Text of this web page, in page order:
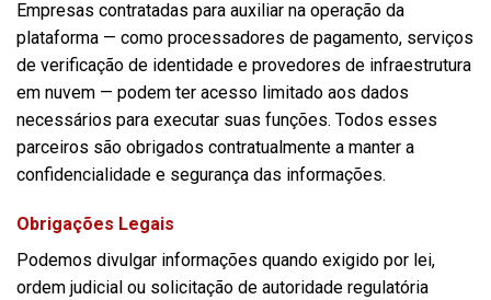
Empresas contratadas para auxiliar na operação da
plataforma — como processadores de pagamento, serviços
de verificação de identidade e provedores de infraestrutura
em nuvem — podem ter acesso limitado aos dados
necessários para executar suas funções. Todos esses
parceiros são obrigados contratualmente a manter a
confidencialidade e segurança das informações.
Obrigações Legais
Podemos divulgar informações quando exigido por lei,
ordem judicial ou solicitação de autoridade regulatória